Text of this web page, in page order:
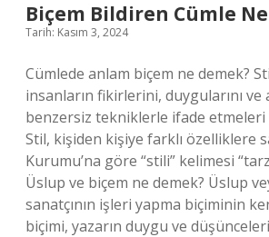
Biçem Bildiren Cümle
Tarih: Kasım 3, 2024
Cümlede anlam biçem ne demek?
insanların fikirlerini, duygularını ve
benzersiz tekniklerle ifade etmeleri
Stil, kişiden kişiye farklı özelliklere
Kurumu’na göre “stili” kelimesi
Üslup ve biçem ne demek? Üslup
sanatçının işleri yapma biçiminin
biçimi, yazarın duygu ve